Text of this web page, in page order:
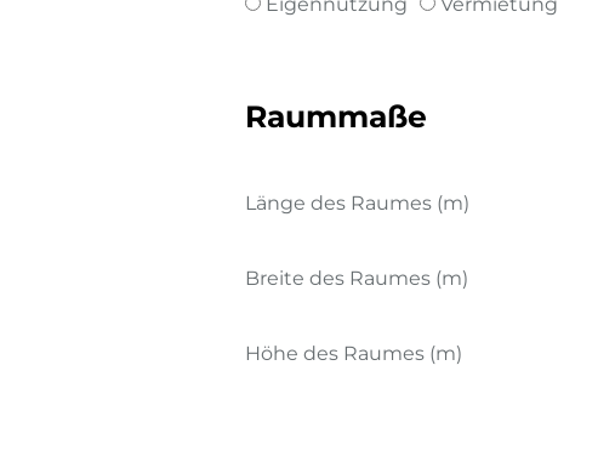
Raummaße
Länge des Raumes (m)
Breite des Raumes (m)
Höhe des Raumes (m)